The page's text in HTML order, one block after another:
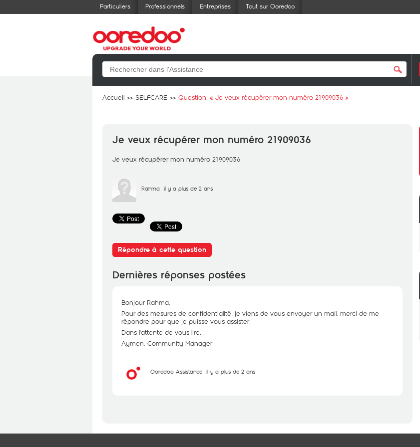
Particuliers Professionnels Entreprises Tout sur Ooredoo
Accueil SELFCARE Question: « Je veux récupérer mon numéro 21909036 »
Je veux récupérer mon numéro 21909036
Je veux récupérer mon numéro 21909036
Rahma il y a plus de 2 ans
Répondre à cette question
Dernières réponses postées
Bonjour Rahma,
Pour des mesures de confidentialité, je viens de vous envoyer un mail, merci de me
répondre pour que je puisse vous assister.
Dans l'attente de vous lire.
Aymen, Community Manager
Ooredoo Assistance il y a plus de 2 ans